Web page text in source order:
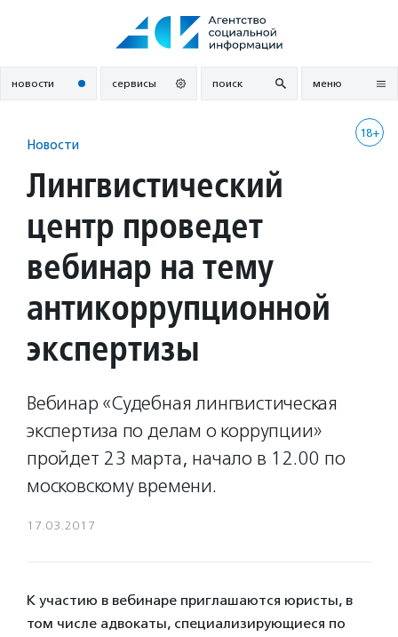
новости сервисы поиск меню
18+
Новости
Лингвистический
центр проведет
вебинар на тему
антикоррупционной
экспертизы
Вебинар «Судебная лингвистическая
экспертиза по делам о коррупции»
пройдет 23 марта, начало в 12.00 по
московскому времени.
17.03.2017
К участию в вебинаре приглашаются юристы, в
том числе адвокаты, специализирующиеся по